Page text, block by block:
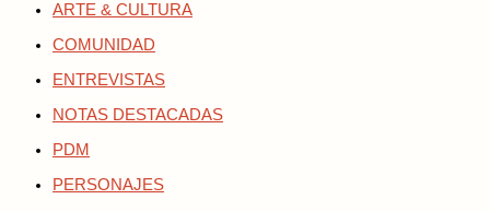
ARTE & CULTURA
COMUNIDAD
ENTREVISTAS
NOTAS DESTACADAS
PDM
PERSONAJES